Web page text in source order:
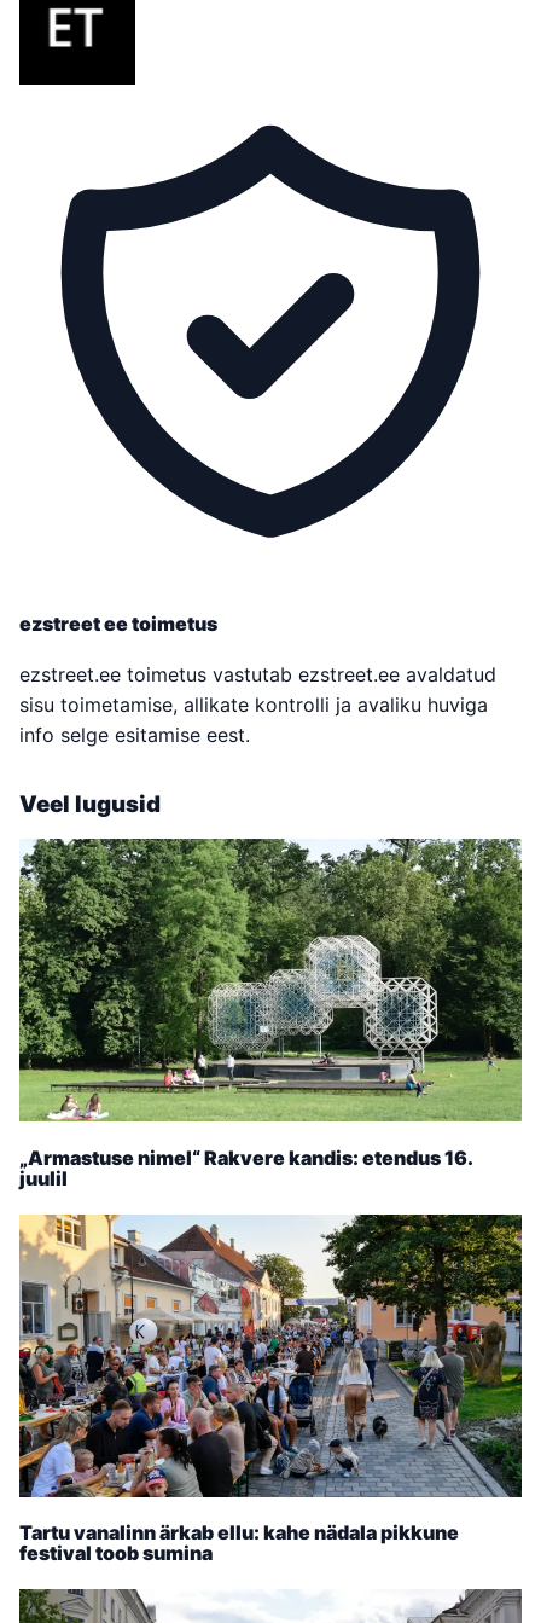
ezstreet ee toimetus
ezstreet.ee toimetus vastutab ezstreet.ee avaldatud
sisu toimetamise, allikate kontrolli ja avaliku huviga
info selge esitamise eest.
Veel lugusid
„Armastuse nimel“ Rakvere kandis: etendus 16.
juulil
Tartu vanalinn ärkab ellu: kahe nädala pikkune
festival toob sumina